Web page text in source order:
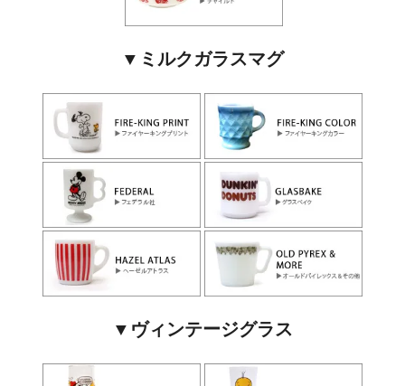
▼ミルクガラスマグ
▼ヴィンテージグラス